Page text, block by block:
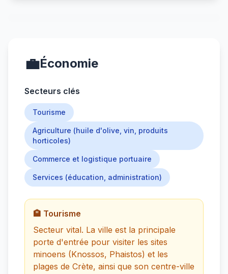
💼Économie
Secteurs clés
Tourisme
Agriculture (huile d'olive, vin, produits
horticoles)
Commerce et logistique portuaire
Services (éducation, administration)
🏨 Tourisme
Secteur vital. La ville est la principale
porte d'entrée pour visiter les sites
minoens (Knossos, Phaistos) et les
plages de Crète, ainsi que son centre-ville